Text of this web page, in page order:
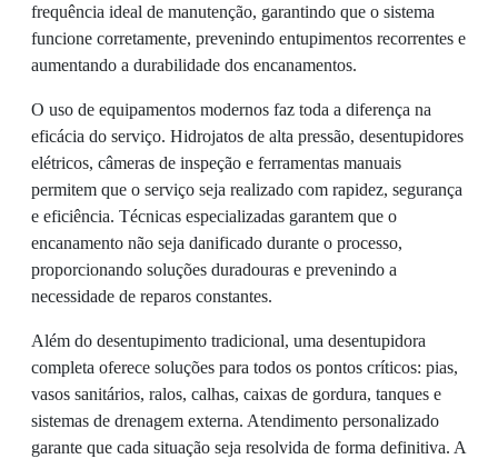
frequência ideal de manutenção, garantindo que o sistema
funcione corretamente, prevenindo entupimentos recorrentes e
aumentando a durabilidade dos encanamentos.
O uso de equipamentos modernos faz toda a diferença na
eficácia do serviço. Hidrojatos de alta pressão, desentupidores
elétricos, câmeras de inspeção e ferramentas manuais
permitem que o serviço seja realizado com rapidez, segurança
e eficiência. Técnicas especializadas garantem que o
encanamento não seja danificado durante o processo,
proporcionando soluções duradouras e prevenindo a
necessidade de reparos constantes.
Além do desentupimento tradicional, uma desentupidora
completa oferece soluções para todos os pontos críticos: pias,
vasos sanitários, ralos, calhas, caixas de gordura, tanques e
sistemas de drenagem externa. Atendimento personalizado
garante que cada situação seja resolvida de forma definitiva. A